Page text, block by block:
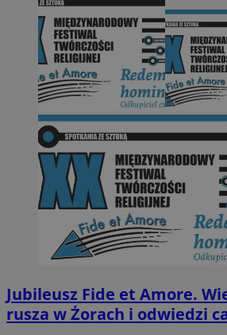
Jubileusz Fide et Amore.
rusza w Żorach i odwiedzi